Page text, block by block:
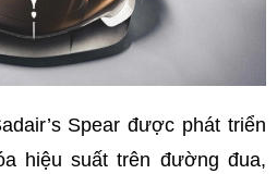
Spear được phát triển
hiệu suất trên đường đua,